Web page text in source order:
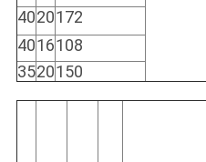
4020172
4016108
3520150